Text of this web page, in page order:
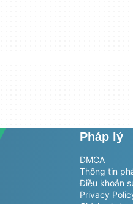
Pháp lý
DMCA
Thông tin
Điều khoản
Privacy